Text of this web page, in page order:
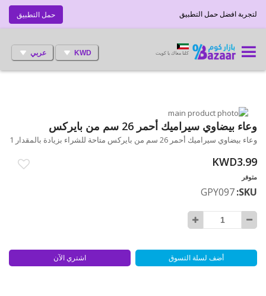
حمل التطبيق لتجربة افضل حمل التطبيق
KWD عربي كلنا معاك يا كويت
انتقل
إلى
النهاية
الصور
تخطي
إلى
معرض
وعاء بيضاوي سيراميك أحمر 26 سم من بايركس
وعاء بيضاوي سيراميك أحمر 26 سم من بايركس متاحة للشراء بزيادة بالمقدار 1
KWD3.99
متوفر
SKU
GPY097
أضف لسلة التسوق اشتري الآن